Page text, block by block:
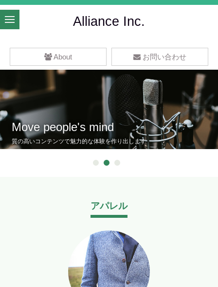
Alliance Inc.
About お問い合わせ
Move people's mind
質の高いコンテンツで魅力的な体験を作り出します
アパレル